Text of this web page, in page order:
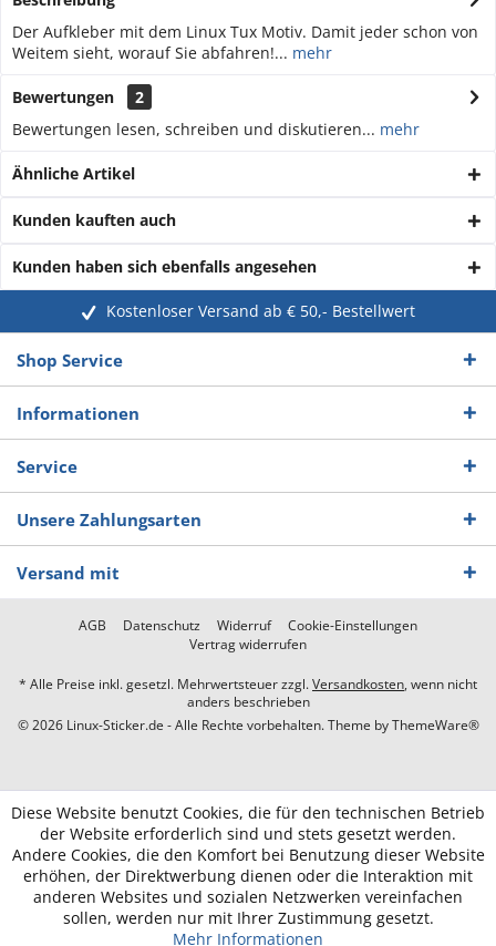
Der Aufkleber mit dem Linux Tux Motiv. Damit jeder schon von
Weitem sieht, worauf Sie abfahren!... mehr
Bewertungen
2
Bewertungen lesen, schreiben und diskutieren... mehr
Ähnliche Artikel
Kunden kauften auch
Kunden haben sich ebenfalls angesehen
Kostenloser Versand ab € 50,- Bestellwert
Shop Service
Informationen
Service
Unsere Zahlungsarten
Versand mit
AGB Datenschutz Widerruf
Cookie-Einstellungen
Vertrag widerrufen
* Alle Preise inkl. gesetzl. Mehrwertsteuer zzgl.Versandkosten, wenn nicht
anders beschrieben
© 2026 Linux-Sticker.de - Alle Rechte vorbehalten. Theme byThemeWare®
Diese Website benutzt Cookies, die für den technischen Betrieb
der Website erforderlich sind und stets gesetzt werden.
Andere Cookies, die den Komfort bei Benutzung dieser Website
erhöhen, der Direktwerbung dienen oder die Interaktion mit
anderen Websites und sozialen Netzwerken vereinfachen
sollen, werden nur mit Ihrer Zustimmung gesetzt.
Mehr Informationen